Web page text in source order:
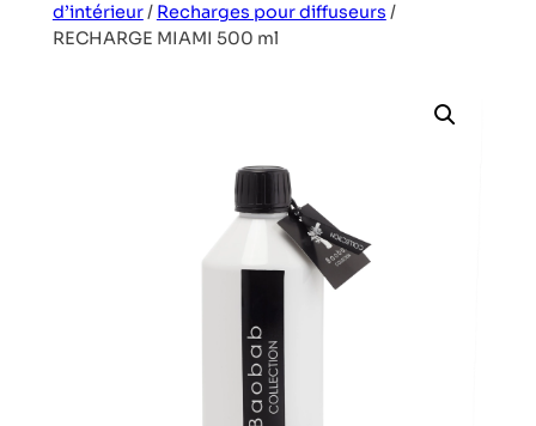
d’intérieur/ Recharges pour diffuseurs /
RECHARGE MIAMI 500 ml